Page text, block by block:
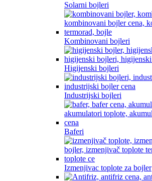
Solarni bojleri
Kombinovani bojleri
Higijenski bojleri
Industrijski bojleri
Baferi
Izmenjivac toplote za bojler